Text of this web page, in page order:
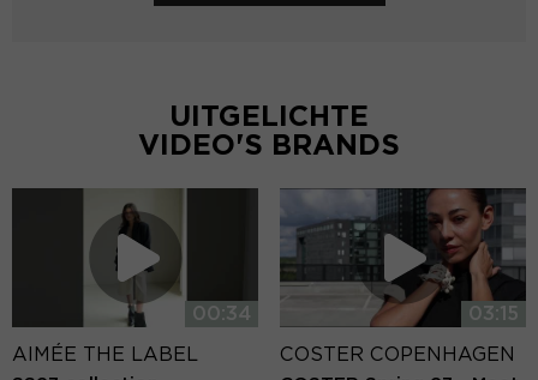
UITGELICHTE
VIDEO'S BRANDS
00:34
AIMÉE THE LABEL
03:15
COSTER COPENHAGEN